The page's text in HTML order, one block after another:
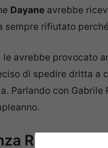
Dayane avrebbe
sempre rifiutato
avrebbe provocato
di spedire dritta a
Parlando con Gabrile
Rosalinda,